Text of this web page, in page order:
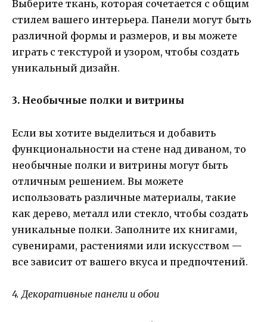
Выберите ткань, которая сочетается с общим
стилем вашего интерьера. Панели могут быть
различной формы и размеров, и вы можете
играть с текстурой и узором, чтобы создать
уникальный дизайн.
3. Необычные полки и витрины
Если вы хотите выделиться и добавить
функциональности на стене над диваном, то
необычные полки и витрины могут быть
отличным решением. Вы можете
использовать различные материалы, такие
как дерево, металл или стекло, чтобы создать
уникальные полки. Заполните их книгами,
сувенирами, растениями или искусством —
все зависит от вашего вкуса и предпочтений.
4. Декоративные панели и обои